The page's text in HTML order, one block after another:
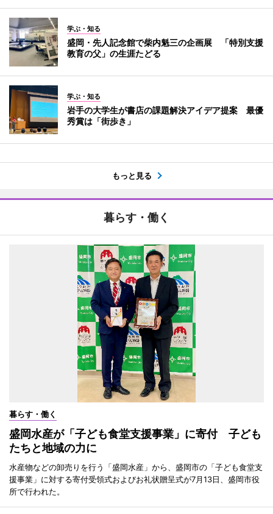
学ぶ・知る
盛岡・先人記念館で柴内魁三の企画展 「特別支援
教育の父」の生涯たどる
学ぶ・知る
岩手の大学生が書店の課題解決アイデア提案 最優
秀賞は「街歩き」
もっと見る
暮らす・働く
暮らす・働く
盛岡水産が「子ども食堂支援事業」に寄付 子ども
たちと地域の力に
水産物などの卸売りを行う「盛岡水産」から、盛岡市の「子ども食堂支
援事業」に対する寄付受領式およびお礼状贈呈式が7月13日、盛岡市役
所で行われた。